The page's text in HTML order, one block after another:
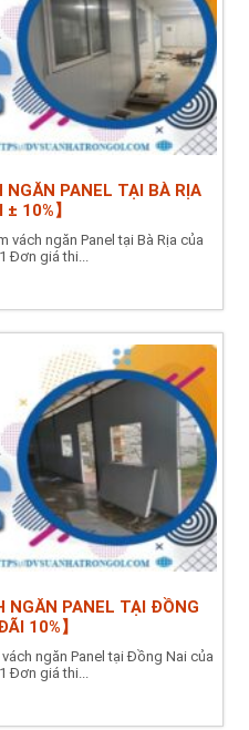
PANEL TẠI BÀ RỊA
± 10%】
vách ngăn Panel tại Bà Rịa của
Đơn giá thi...
NGĂN PANEL TẠI ĐỒNG
10%】
ngăn Panel tại Đồng Nai của
Đơn giá thi...